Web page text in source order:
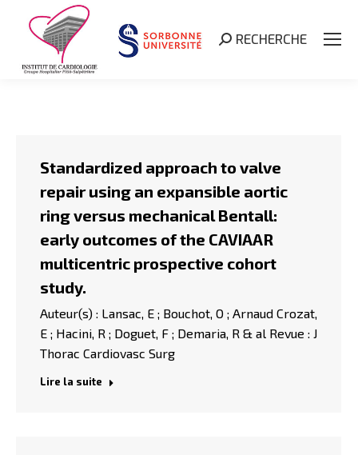
Search:
RECHERCHE
Standardized approach to valve
repair using an expansible aortic
ring versus mechanical Bentall:
early outcomes of the CAVIAAR
multicentric prospective cohort
study.
Auteur(s) : Lansac, E ; Bouchot, O ; Arnaud Crozat,
E ; Hacini, R ; Doguet, F ; Demaria, R & al Revue : J
Thorac Cardiovasc Surg
Lire la suite